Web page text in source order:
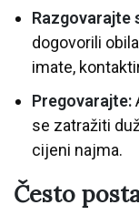
Razgovarajte
dogovorili
imate,
Pregovarajte:
se zatražiti
cijeni najma.
Često